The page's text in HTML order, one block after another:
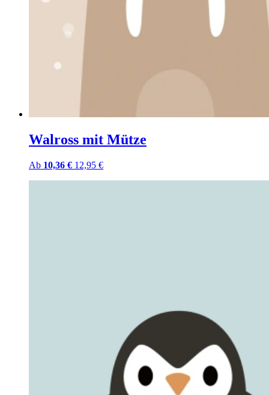
Walross mit Mütze
Ab 10,36 € 12,95 €